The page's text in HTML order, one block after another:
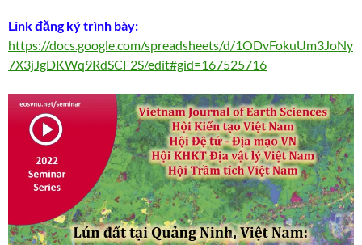
Link đăng ký trình bày:
https://docs.google.com/spreadsheets/d/1ODvFokuUm3JoNy
7X3jJgDKWq9RdSCF2S/edit#gid=167525716